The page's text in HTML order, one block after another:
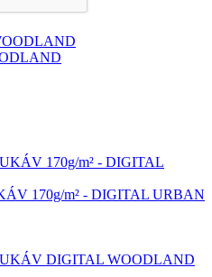
170g/m² - DIGITAL URBAN